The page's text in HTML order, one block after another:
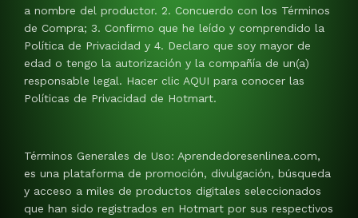
a nombre del productor. 2. Concuerdo con los Términos
de Compra; 3. Confirmo que he leído y comprendido la
Política de Privacidad y 4. Declaro que soy mayor de
edad o tengo la autorización y la compañía de un(a)
responsable legal. Hacer clic AQUI para conocer las
Políticas de Privacidad de Hotmart.
Términos Generales de Uso: Aprendedoresenlinea.com,
es una plataforma de promoción, divulgación, búsqueda
y acceso a miles de productos digitales seleccionados
que han sido registrados en Hotmart por sus respectivos